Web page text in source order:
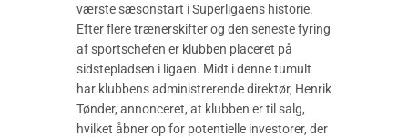
værste sæsonstart i Superligaens historie.
Efter flere trænerskifter og den seneste fyring
af sportschefen er klubben placeret på
sidstepladsen i ligaen. Midt i denne tumult
har klubbens administrerende direktør, Henrik
Tønder, annonceret, at klubben er til salg,
hvilket åbner op for potentielle investorer, der